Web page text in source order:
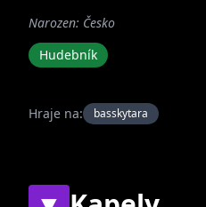
Narozen: Česko
Hudebník
Hraje na: basskytara